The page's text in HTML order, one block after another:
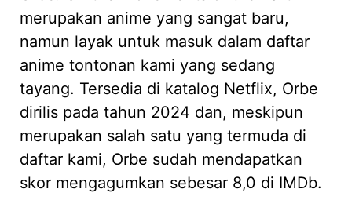
merupakan anime yang sangat baru,
namun layak untuk masuk dalam daftar
anime tontonan kami yang sedang
tayang. Tersedia di katalog Netflix, Orbe
dirilis pada tahun 2024 dan, meskipun
merupakan salah satu yang termuda di
daftar kami, Orbe sudah mendapatkan
skor mengagumkan sebesar 8,0 di IMDb.